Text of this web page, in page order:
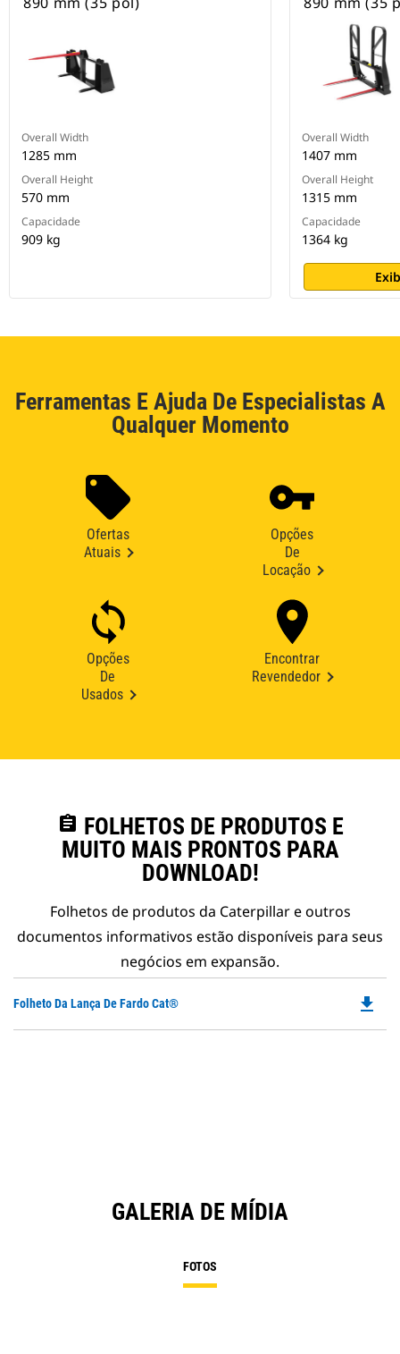
Overall Width
1285 mm
Overall Height
570 mm
Capacidade
909 kg
Overall Width
1407 mm
Overall Height
1315 mm
Capacidade
1364 kg
Ferramentas E Ajuda De Especialistas A
Qualquer Momento
Ofertas
Atuais
Opções
De
Locação
Opções
De
Usados
Encontrar
Revendedor
assignment FOLHETOS DE PRODUTOS E
MUITO MAIS PRONTOS PARA
DOWNLOAD!
Folhetos de produtos da Caterpillar e outros
documentos informativos estão disponíveis para seus
negócios em expansão.
Folheto Da Lança De Fardo Cat® file_download
GALERIA DE MÍDIA
FOTOS